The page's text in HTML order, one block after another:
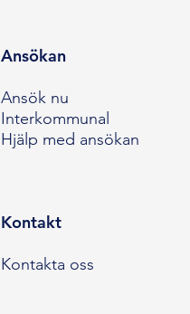
Ansökan
Ansök nu
Interkommunal
Hjälp med ansökan
Kontakt
Kontakta oss